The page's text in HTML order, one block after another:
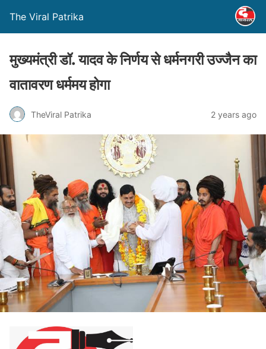
The Viral Patrika
मुख्यमंत्री डॉ. यादव के निर्णय से धर्मनगरी उज्जैन का
वातावरण धर्ममय होगा
TheViral Patrika 2 years ago